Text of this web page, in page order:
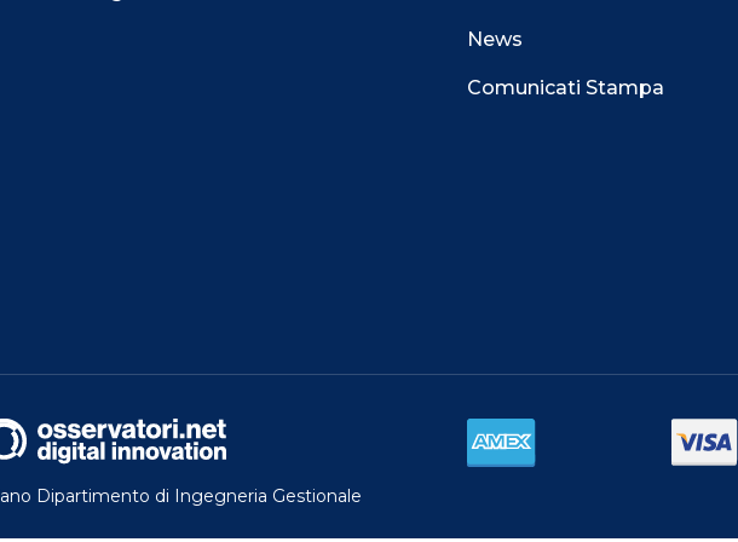
News
Comunicati Stampa
Dipartimento di Ingegneria Gestionale
per fornirti un’esperienza di navigazione sempre migliore, per
di navigazione e ai tuoi interessi.
cliccando su ACCETTA.
accedendo al nostro COOKIE CENTER e ottenere